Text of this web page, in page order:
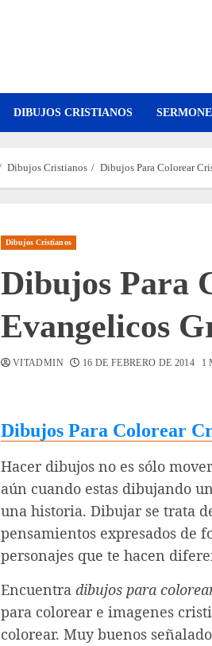
DIBUJOS CRISTIANOS
Dibujos Cristianos Dibujos Para Colorear
Dibujos Cristianos
Dibujos Para
Evangelicos
VITADMIN 16 DE FEBRERO DE 2014 1
Dibujos Para Colorear
Hacer dibujos no es sólo
aún cuando estas dibujando
una historia. Dibujar se trata
pensamientos expresados de
personajes que te hacen
Encuentra dibujos para
para colorear e imagenes
colorear. Muy buenos